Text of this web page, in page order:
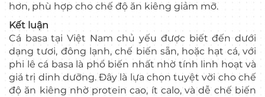
hơn, phù hợp cho chế độ ăn kiêng giảm mỡ.
Kết luận
Cá basa tại Việt Nam chủ yếu được biết đến dưới
dạng tươi, đông lạnh, chế biến sẵn, hoặc hạt cá, với
phi lê cá basa là phổ biến nhất nhờ tính linh hoạt và
giá trị dinh dưỡng. Đây là lựa chọn tuyệt vời cho chế
độ ăn kiêng nhờ protein cao, ít calo, và dễ chế biến